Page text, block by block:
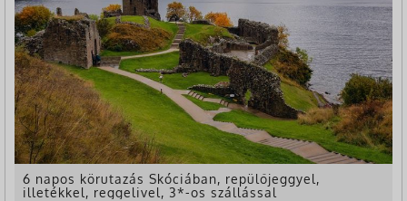
6 napos körutazás Skóciában, repülőjeggyel,
illetékkel, reggelivel, 3*-os szállással